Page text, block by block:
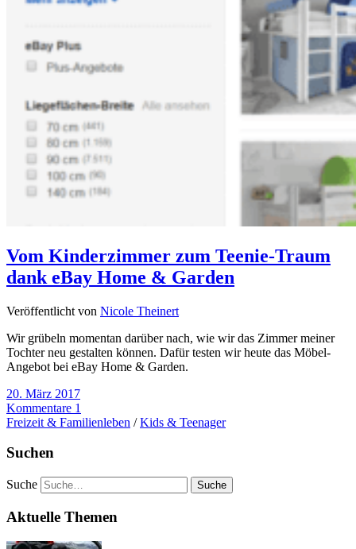
Vom Kinderzimmer zum Teenie-Traum
dank eBay Home & Garden
Veröffentlicht von Nicole Theinert
Wir grübeln momentan darüber nach, wie wir das Zimmer meiner
Tochter neu gestalten können. Dafür testen wir heute das Möbel-
Angebot bei eBay Home & Garden.
20. März 2017
Kommentare 1
Freizeit & Familienleben /Kids & Teenager
Suchen
Suche
Aktuelle Themen